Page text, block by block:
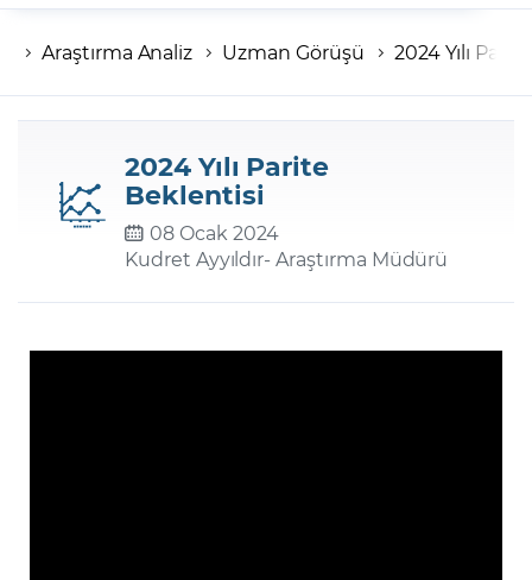
Hesap numaranız
Şifreniz
Şifremi Unuttum
Araştırma Analiz Uzman Görüşü 2024 Yılı
2024 Yılı Parite
Beklentisi
08 Ocak 2024
Kudret Ayyıldır- Araştırma Müdürü